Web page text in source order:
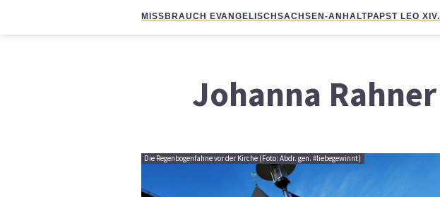
MISSBRAUCH EVANGELISCHSACHSEN-ANHALTPAPST LEO XIV.
Johanna Rahner
Die Regenbogenfahne vor der Kirche (Foto: Abdr. gen. #liebegewinnt)